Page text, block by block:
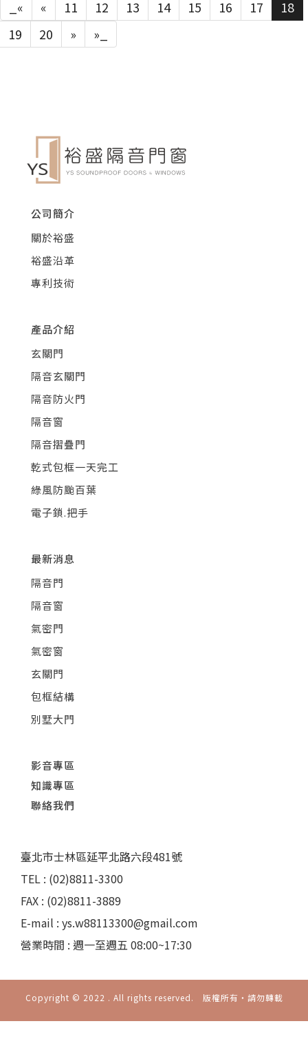
_« « 11 12 13 14 15 16 17
18
19
20 » »_
公司簡介
關於裕盛
裕盛沿革
專利技術
產品介紹
玄關門
隔音玄關門
隔音防火門
隔音窗
隔音摺疊門
乾式包框一天完工
綠風防颱百葉
電子鎖.把手
最新消息
隔音門
隔音窗
氣密門
氣密窗
玄關門
包框結構
別墅大門
影音專區
知識專區
聯絡我們
臺北市士林區延平北路六段481號
TEL : (02)8811-3300
FAX : (02)8811-3889
E-mail : ys.w88113300@gmail.com
營業時間 : 週一至週五 08:00~17:30
Copyright © 2022 . All rights reserved. 版權所有‧請勿轉載